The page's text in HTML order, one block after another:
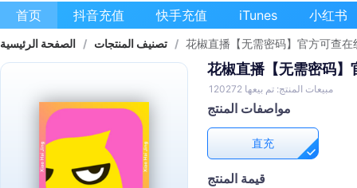
首页 抖音充值 快手充值 iTunes 小红书
الصفحة الرئيسية / تصنيف المنتجات / 花椒直播【无需密码】官方可查在
花椒直播【无需密码】
مبيعات المنتج: تم بيعها 120272
مواصفات المنتج
直充
قيمة المنتج